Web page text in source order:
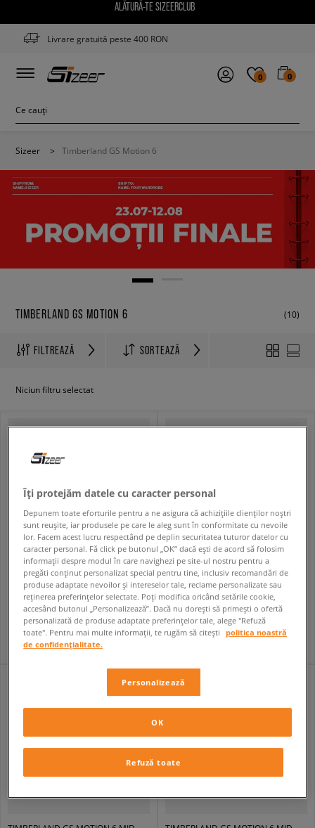
ALĂTURĂ-TE SIZEERCLUB
Livrare gratuită peste 400 RON
0 0
Sizeer > Timberland GS Motion 6
TIMBERLAND GS MOTION 6 (10)
FILTREAZĂ SORTEAZĂ
Niciun filtru selectat
TIMBERLAND GS MOTION 6 LTHR SUPER OX
copii
299,99 RON
499,99 RON
499,99 RON - cel mai mic preț
copii
299,99 RON
499,99 RON
499,99 RON - cel mai mic preț
Îți protejăm datele cu caracter personal
Depunem toate eforturile pentru a ne asigura că achizițiile clienților noștri
sunt reușite, iar produsele pe care le aleg sunt în conformitate cu nevoile
lor. Facem acest lucru respectând pe deplin securitatea tuturor datelor cu
caracter personal. Fă click pe butonul „OK” dacă ești de acord să folosim
informații despre modul în care navighezi pe site-ul nostru pentru a
pregăti conținut personalizat special pentru tine, inclusiv recomandări de
produse adaptate nevoilor și intereselor tale, reclame personalizate sau
reținerea preferințelor selectate. Poți modifica oricând setările cookie,
accesând butonul „Personalizează”. Dacă nu dorești să primești o ofertă
personalizată de produse adaptate preferințelor tale, alege "Refuză
toate". Pentru mai multe informații, te rugăm să citești
politica noastră
de confidențialitate.
Personalizează
Refuză toate
OK